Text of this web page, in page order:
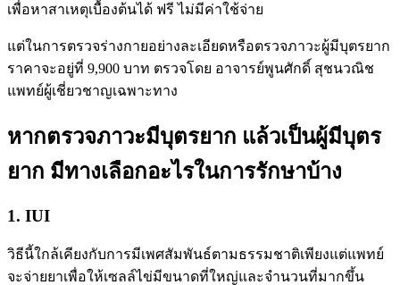
เพื่อหาสาเหตุเบื้องต้นได้ ฟรี ไม่มีค่าใช้จ่าย
แต่ในการตรวจร่างกายอย่างละเอียดหรือตรวจภาวะผู้มีบุตรยาก
ราคาจะอยู่ที่ 9,900 บาท ตรวจโดย อาจารย์พูนศักดิ์ สุชนวณิช
แพทย์ผู้เชี่ยวชาญเฉพาะทาง
หากตรวจภาวะมีบุตรยาก แล้วเป็นผู้มีบุตร
ยาก มีทางเลือกอะไรในการรักษาบ้าง
1. IUI
วิธีนี้ใกล้เคียงกับการมีเพศสัมพันธ์ตามธรรมชาติเพียงแต่แพทย์
จะจ่ายยาเพื่อให้เซลล์ไข่มีขนาดที่ใหญ่และจำนวนที่มากขึ้น